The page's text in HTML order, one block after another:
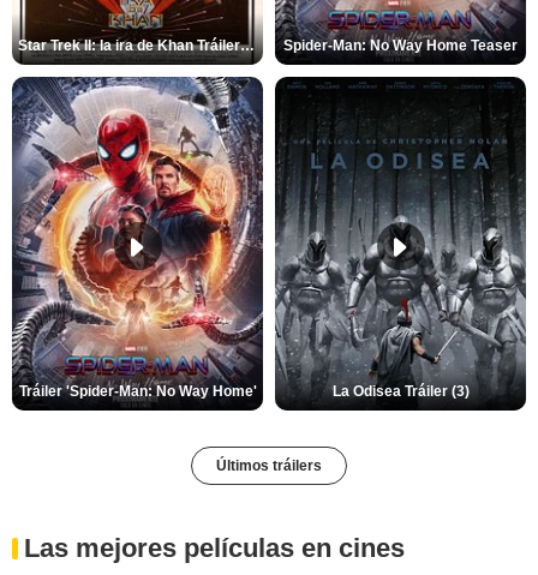
Star Trek II: la ira de Khan Tráiler VO Spider-Man: No Way Home Teaser
Tráiler 'Spider-Man: No Way Home' La Odisea Tráiler (3)
Últimos tráilers
Las mejores películas en cines